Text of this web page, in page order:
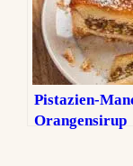
Pistazien-
Orangensirup